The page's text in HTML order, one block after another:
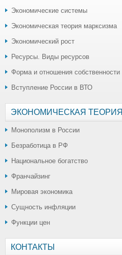
Экономические системы
Экономическая теория марксизма
Экономический рост
Ресурсы. Виды ресурсов
Форма и отношения собственности
Вступление России в ВТО
ЭКОНОМИЧЕСКАЯ ТЕОРИЯ
Монополизм в России
Безработица в РФ
Национальное богатство
Франчайзинг
Мировая экономика
Сущность инфляции
Функции цен
КОНТАКТЫ